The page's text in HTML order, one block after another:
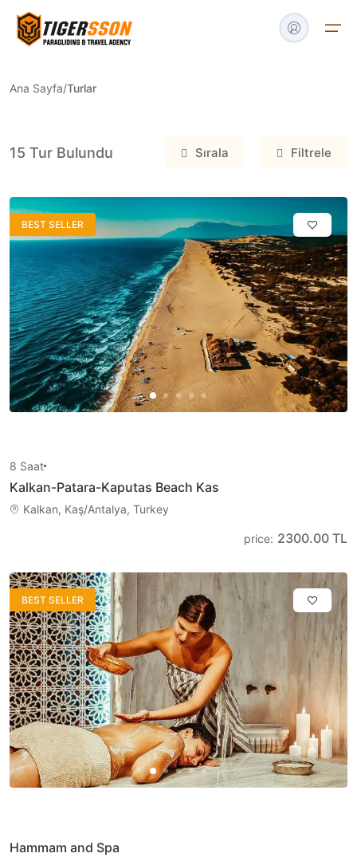
Tekne & Yat
Havalimanı Transfer
Blog
İletişim
Ana Sayfa/Turlar
15 Tur Bulundu Sırala Filtrele
BEST SELLER
8 Saat
Kalkan-Patara-Kaputas Beach Kas
Kalkan, Kaş/Antalya, Turkey
price: 2300.00 TL
BEST SELLER
Hammam and Spa